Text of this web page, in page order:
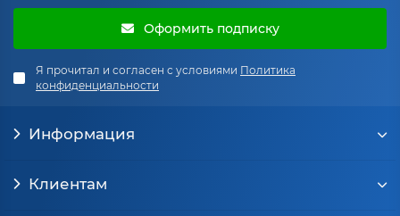
Оформить подписку
Я прочитал и согласен с условиями Политика
конфиденциальности
Информация
Клиентам